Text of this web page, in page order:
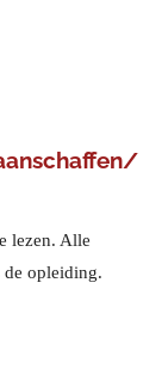
lezen. Alle
opleiding.